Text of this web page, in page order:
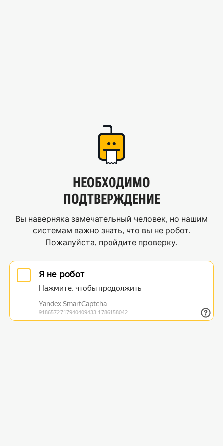
НЕОБХОДИМО
ПОДТВЕРЖДЕНИЕ
Вы наверняка замечательный человек, но нашим
системам важно знать, что вы не робот.
Пожалуйста, пройдите проверку.